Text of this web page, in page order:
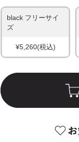
black フリーサイ
ズ
¥5,260(税込)